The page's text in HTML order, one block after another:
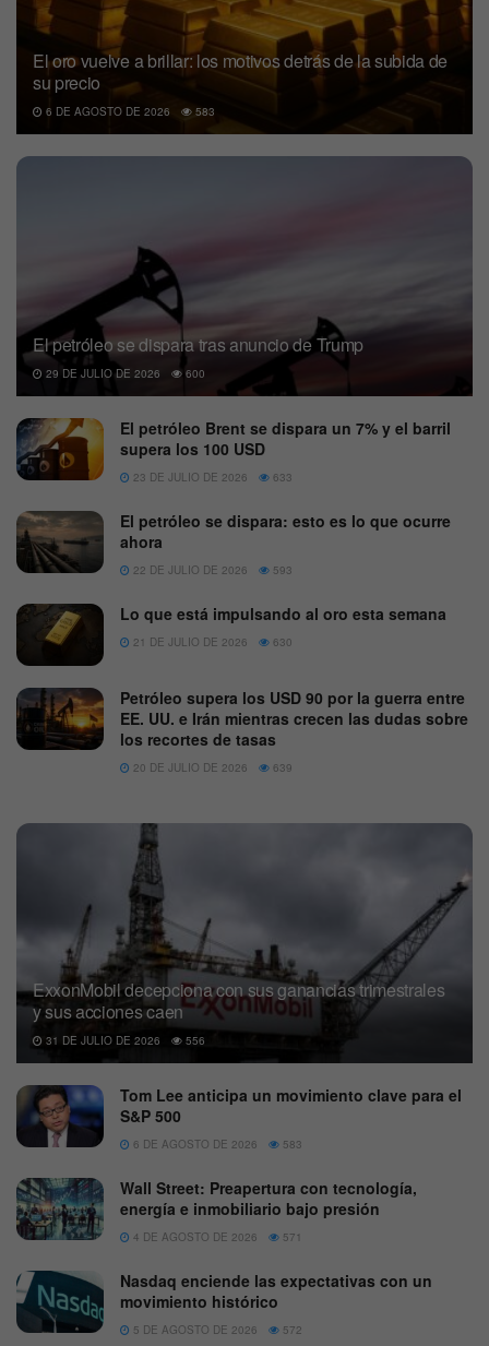
El oro vuelve a brillar: los motivos detrás de la subida de
su precio
6 DE AGOSTO DE 2026 583
El petróleo se dispara tras anuncio de Trump
29 DE JULIO DE 2026 600
El petróleo Brent se dispara un 7% y el barril
supera los 100 USD
23 DE JULIO DE 2026 633
El petróleo se dispara: esto es lo que ocurre
ahora
22 DE JULIO DE 2026 593
Lo que está impulsando al oro esta semana
21 DE JULIO DE 2026 630
Petróleo supera los USD 90 por la guerra entre
EE. UU. e Irán mientras crecen las dudas sobre
los recortes de tasas
20 DE JULIO DE 2026 639
ExxonMobil decepciona con sus ganancias trimestrales
y sus acciones caen
31 DE JULIO DE 2026 556
Tom Lee anticipa un movimiento clave para el
S&P 500
6 DE AGOSTO DE 2026 583
Wall Street: Preapertura con tecnología,
energía e inmobiliario bajo presión
4 DE AGOSTO DE 2026 571
Nasdaq enciende las expectativas con un
movimiento histórico
5 DE AGOSTO DE 2026 572